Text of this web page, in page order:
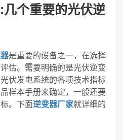
个重要的光伏逆
是重要的设备之一，在选择
估。需要明确的是光伏逆变
伏发电系统的各项技术指标
样本手册来确定，一般还要
。下面逆变器厂家就详细的